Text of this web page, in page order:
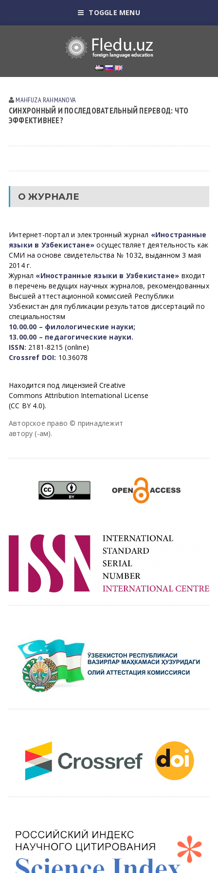
TOGGLE MENU
MAHFUZA RAHMANOVA
СИНХРОННЫЙ И ПОСЛЕДОВАТЕЛЬНЫЙ ПЕРЕВОД: ЧТО
ЭФФЕКТИВНЕЕ?
О ЖУРНАЛЕ
Интернет-портал и электронный журнал «Иностранные
языки в Узбекистане» осуществляет деятельность как
СМИ на основе свидетельства № 1032, выданном 3 мая
2014 г.
Журнал «Иностранные языки в Узбекистане» входит
в перечень ведущих научных журналов, рекомендованных
Высшей аттестационной комиссией Республики
Узбекистан для публикации результатов диссертаций по
специальностям
10.00.00 – филологические науки;
13.00.00 – педагогические науки.
ISSN: 2181-8215 (online)
Crossref DOI: 10.36078
Находится под лицензией Creative
Commons Attribution International License
(CC BY 4.0).
Авторское право © принадлежит
автору (-ам).